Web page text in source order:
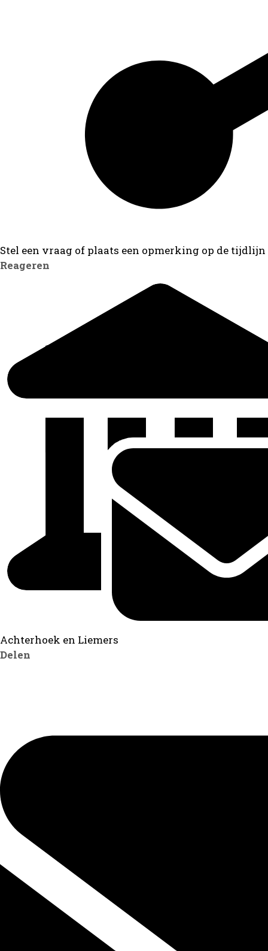
Stel een vraag of plaats een opmerking op de tijdlijn
Reageren
Achterhoek en Liemers
Delen